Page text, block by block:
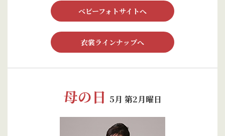
ベビーフォトサイトへ
衣裳ラインナップへ
母の日 5月 第2月曜日